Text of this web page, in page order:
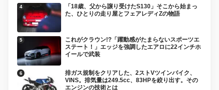
「18歳、父から譲り受けたS130」そこから始まっ
た、ひとりの走り屋とフェアレディZの物語
これがクラウン!?「躍動感がたまらないスポーツエ
ステート！」エッジを強調したエアロに22インチホ
イールで武装
排ガス規制をクリアした、2ストVツインバイク、
VINS。排気量は249.5cc、83HPを絞り出す。その
エンジンの技術とは